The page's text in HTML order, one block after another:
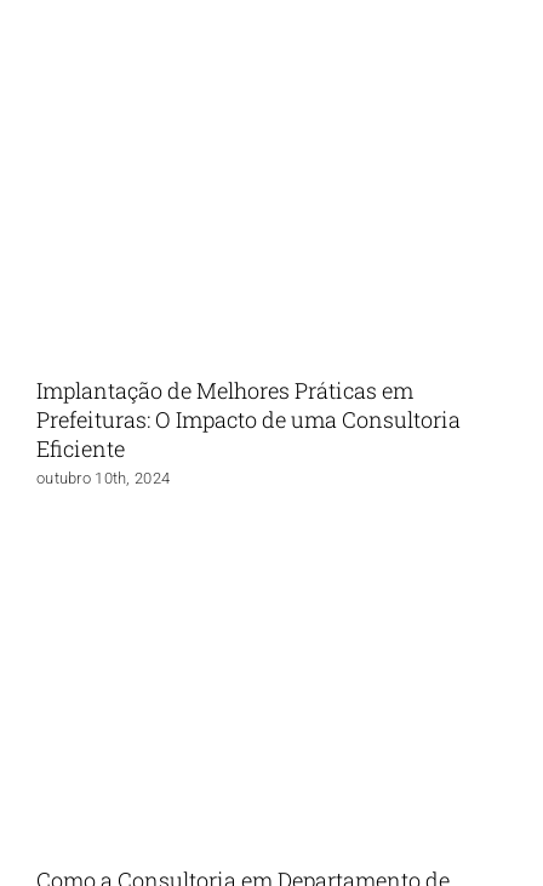
Implantação de Melhores Práticas em
Prefeituras: O Impacto de uma Consultoria
Eficiente
outubro 10th, 2024
Como a Consultoria em Departamento de